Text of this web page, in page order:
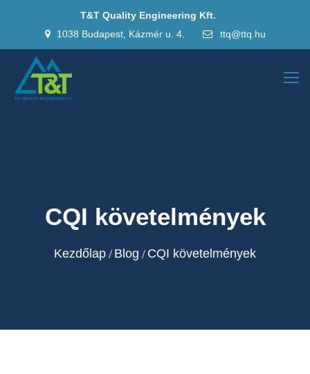
T&T Quality Engineering Kft.
1038 Budapest, Kázmér u. 4.
ttq@ttq.hu
CQI követelmények
Kezdőlap Blog CQI követelmények